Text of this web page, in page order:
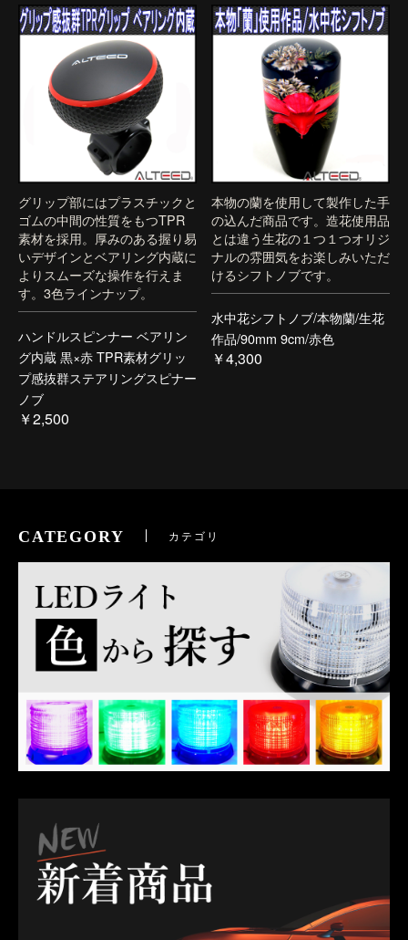
グリップ部にはプラスチックと
ゴムの中間の性質をもつTPR
素材を採用。厚みのある握り易
いデザインとベアリング内蔵に
よりスムーズな操作を行えま
す。3色ラインナップ。
ハンドルスピンナー ベアリン
グ内蔵 黒×赤 TPR素材グリッ
プ感抜群ステアリングスピナー
ノブ
￥2,500
本物の蘭を使用して製作した手
の込んだ商品です。造花使用品
とは違う生花の１つ１つオリジ
ナルの雰囲気をお楽しみいただ
けるシフトノブです。
水中花シフトノブ/本物蘭/生花
作品/90mm 9cm/赤色
￥4,300
CATEGORY カテゴリ